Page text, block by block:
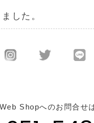
した。
Shopへのお問合せ